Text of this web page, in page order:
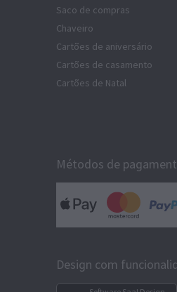
Saco de compras
Chaveiro
Cartões de aniversário
Cartões de casamento
Cartões de Natal
Métodos de
Design com